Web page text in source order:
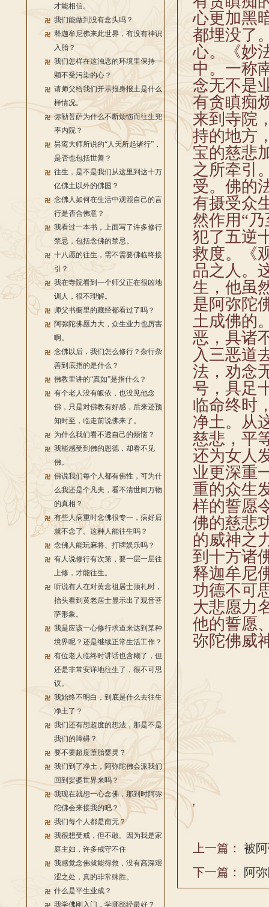
才能相信。
我们能做到没有念头吗？
释迦牟尼佛来此世界，有没有神识
入胎？
我们怎样在这浊恶的环境里保持一
颗不受污染的心？
请师父给我们开示报身报土是什么
样情况。
弥勒菩萨为什么不断烦恼而往生兜
率内院？
昙鸾大师所说的“人天所起诸行”，
是否也包括世善？
往生，是不是我们从这里到达十万
亿佛土以外的佛国？
念佛人如何在生活中观照自己的言
行是否合佛意？
我看过一本书，上面写了许多修行
禁忌，包括念佛的禁忌。
十八愿的往生，需不需要佛临终接
引？
我在寺院看到一个师父正在很凶地
训人，很不理解。
师父书橱里的藏经都看过了吗？
阿弥陀佛愿力大，众生业力也厉害
啊。
念佛以后，我们怎么修行？杂行杂
善到底指的是什么？
佛教里讲的“真如”是指什么？
有个老人没有皈依，也没见他念
佛，只是对佛教有好感，后来还预
知时至，临走前说佛来了。
为什么我们看不透自己的烦恼？
我能感受到佛的恩德，却看不见
佛。
佛说我们每个人都有佛性，可为什
么我还是个凡夫，看不清世间万物
的真相？
有些人病重时念佛很专一，病好后
就不念了。这种人能往生吗？
念佛人能玩麻将、打牌娱乐吗？
有人说修行有次第，要一层一层往
上修，才能往生。
听说有人在对黄念祖居士顶礼时，
抬头看到黄老居士显示出了观音菩
萨形象。
我是应该一心修行求道来达到某种
境界呢？还是继续正常生活工作？
有位老人临终时讲话也含糊了，但
还是非常安详地往生了，很不可思
议。
我始终不明白，到底是什么去往生
净土了？
我们还有想超度的想法，那是不是
我们的障碍？
要不要超度堕胎婴灵？
我们到了净土，阿弥陀佛会派我们
回到娑婆世界来吗？
我现在就想一心念佛，那到时阿弥
陀佛会来接我的吧？
我们每个人都是南无？
我很想受戒，但不敢。因为我是家
庭主妇，许多戒守不住
我感觉念佛就能得救，没有高深艰
涩之处，真的非常殊胜。
什么是平生业成？
我学佛刚入门，学哪部经最好？
心更加黑
都埋没了
心。《妙
中。一称
念无不是
有贪瞋痴
来到寺院
持的地方
宝的慈悲
之所牵引
受。佛的
有摄受众
然作用“
犯了五逆
救度。《
品之人。
生，他虽
是阿弥陀
土成佛的
恶，具诸
入三恶道
法，劝念
号，具足
临命终时
净土。从
慈悲，平
还为女人
业更深重
重的众生
样的誓愿
佛的慈悲
的威神之
到十方诸
释迦牟尼
功德不可
大悲愿力
他的誓愿
弥陀佛威
'
上一篇： 被
下一篇： 阿